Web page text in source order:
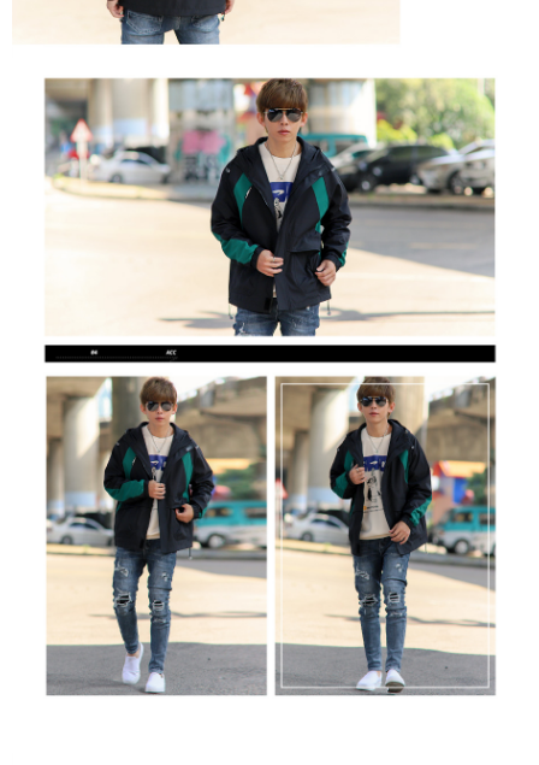
易，需依本服務之必要範圍內提供個人資料，並將交易相關給付款項請求債
權轉讓予恩沛科技股份有限公司。
２．關於個人資料處理事宜，請瀏覽以下網址：
https://aftee.tw/terms/#terms3
３．未成年的使用者請事先徵得法定代理人或監護人之同意方可使用
「AFTEE先享後付」，若未經同意申辦者引起之損失，本公司不負相關責
４．使用「AFTEE先享後付」時，將依據個別帳號之用戶狀況，依本公司即
時審查核予不同之上限額度；若仍有額度不足之情形，本公司將視審查結果
５．嚴禁一人註冊多個帳號或使用他人資訊註冊。若發現惡意使用之情形，
恩沛科技股份有限公司將有權停止該用戶之使用額度並採取法律行動。